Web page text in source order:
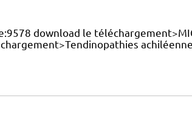
download le